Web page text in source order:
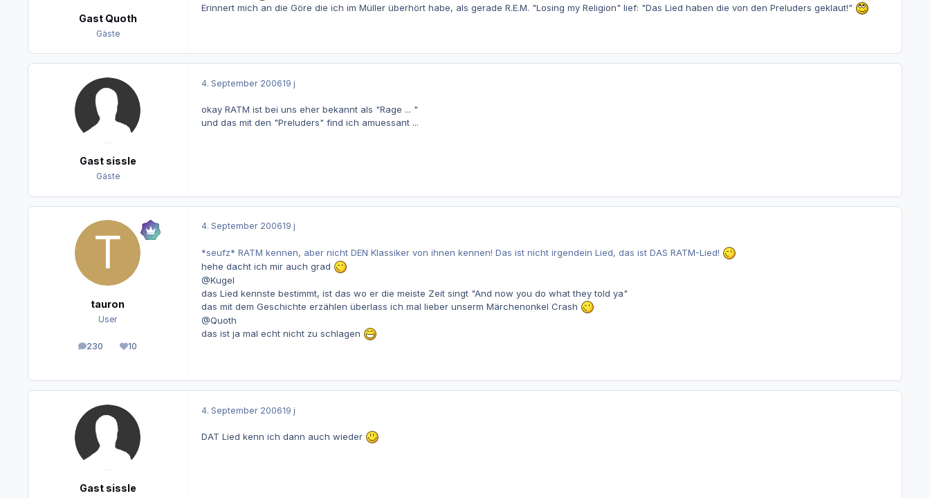
Gast Quoth
Gäste
Erinnert mich an die Göre die ich im Müller überhört habe, als gerade R.E.M. "Losing my Religion" lief: "Das Lied haben die von den Preluders geklaut!"
Gast sissle
Gäste
4. September 200619 j
okay RATM ist bei uns eher bekannt als "Rage ... "
und das mit den "Preluders" find ich amuessant ...
tauron
User
230
Beiträge 10
Reputation
4. September 200619 j
*seufz* RATM kennen, aber nicht DEN Klassiker von ihnen kennen! Das ist nicht irgendein Lied, das ist DAS RATM-Lied!
hehe dacht ich mir auch grad
@Kugel
das Lied kennste bestimmt, ist das wo er die meiste Zeit singt "And now you do what they told ya"
das mit dem Geschichte erzählen überlass ich mal lieber unserm Märchenonkel Crash
@Quoth
das ist ja mal echt nicht zu schlagen
Gast sissle
4. September 200619 j
DAT Lied kenn ich dann auch wieder